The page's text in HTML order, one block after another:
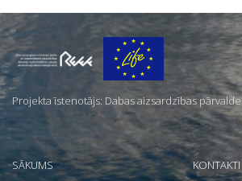
Par
mums
Projekta īstenotājs: Dabas aizsardzības pārvalde
SĀKUMS
KONTAKTI